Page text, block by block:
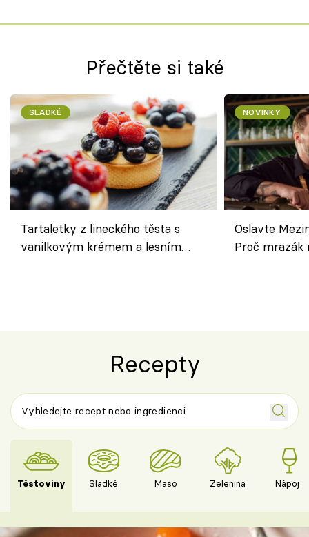
Přečtěte si také
SLADKÉ
Tartaletky z lineckého těsta s
vanilkovým krémem a lesním
NOVINKY
Oslavte
Proč
Recepty
Těstoviny Sladké Maso Zelenina Nápoje